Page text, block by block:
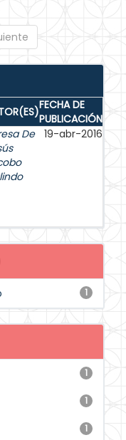
FECHA DE
PUBLICACIÓN
De
19-abr-2016
1
1
1
1